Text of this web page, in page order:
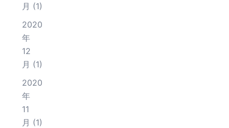
月 (1)
2020
年
12
月 (1)
2020
年
11
月 (1)